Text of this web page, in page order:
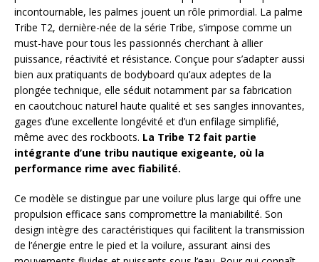
incontournable, les palmes jouent un rôle primordial. La palme
Tribe T2, dernière-née de la série Tribe, s’impose comme un
must-have pour tous les passionnés cherchant à allier
puissance, réactivité et résistance. Conçue pour s’adapter aussi
bien aux pratiquants de bodyboard qu’aux adeptes de la
plongée technique, elle séduit notamment par sa fabrication
en caoutchouc naturel haute qualité et ses sangles innovantes,
gages d’une excellente longévité et d’un enfilage simplifié,
même avec des rockboots. La Tribe T2 fait partie
intégrante d’une tribu nautique exigeante, où la
performance rime avec fiabilité.
Ce modèle se distingue par une voilure plus large qui offre une
propulsion efficace sans compromettre la maniabilité. Son
design intègre des caractéristiques qui facilitent la transmission
de l’énergie entre le pied et la voilure, assurant ainsi des